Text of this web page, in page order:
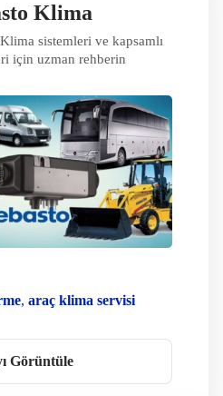
Klima
sistemleri ve kapsamlı
için uzman rehberin
araç klima servisi
Klima Teknolojisi
Görüntüle